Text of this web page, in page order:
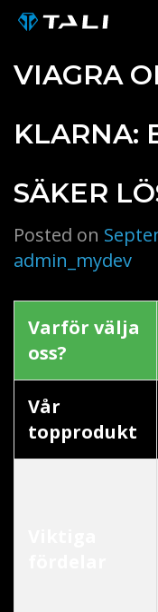
Skip
content
VIAGRA
KLARNA:
SÄKER
Posted on
admin_mydev
Varför välja
oss?
Vår
topprodukt